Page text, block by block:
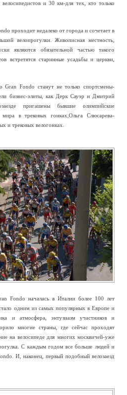
и 30 км-для тех, кто только
проходит недалеко от города и сочетает в
велопрогулки. Живописная местность,
являются обязательной частью такого
встретятся старинные усадьбы и церкви,
Gran Fondo станут не только спортсмены-
бизнес-элиты, как Дерк Сауэр и Дмитрий
пригашены бывшие олимпийские
в трековых гонках,Ольга Слюсарева-
и трековых велогонках.
Fondo началась в Италии более 100 лет
одним из самых популярных в Европе и
и атмосфера, энтузиазм участников и
многие страны, где сейчас проходят
на велосипеде для многих москвичей-уже
С каждым годом все больше людей и
И, наконец, первый подобный велозаезд